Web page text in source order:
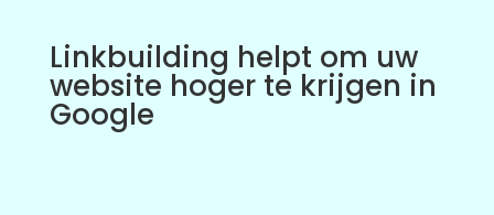
Linkbuilding helpt om uw
website hoger te krijgen in
Google